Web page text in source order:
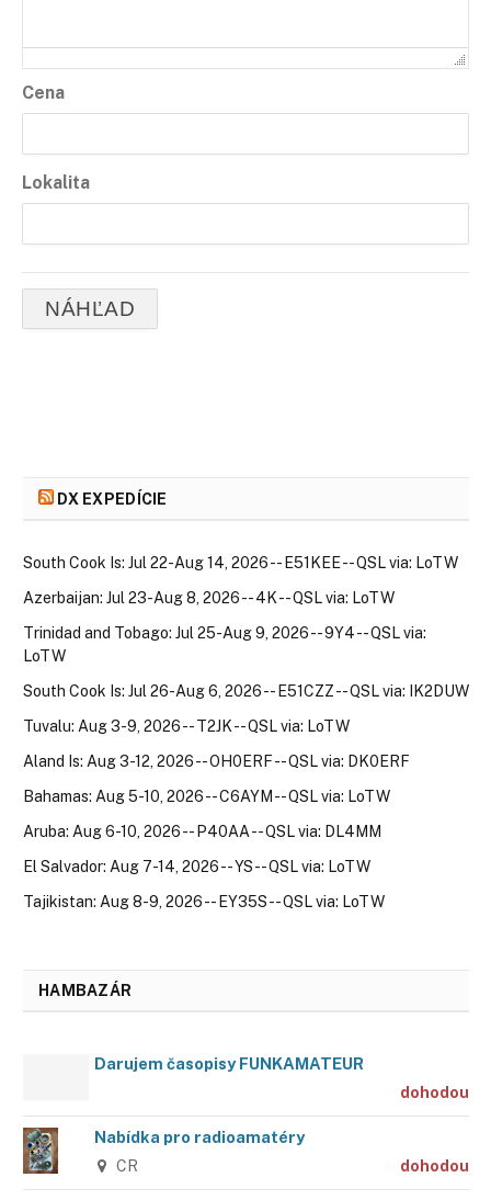
Cena
Lokalita
DX EXPEDÍCIE
South Cook Is: Jul 22-Aug 14, 2026 -- E51KEE -- QSL via: LoTW
Azerbaijan: Jul 23-Aug 8, 2026 -- 4K -- QSL via: LoTW
Trinidad and Tobago: Jul 25-Aug 9, 2026 -- 9Y4 -- QSL via:
LoTW
South Cook Is: Jul 26-Aug 6, 2026 -- E51CZZ -- QSL via: IK2DUW
Tuvalu: Aug 3-9, 2026 -- T2JK -- QSL via: LoTW
Aland Is: Aug 3-12, 2026 -- OH0ERF -- QSL via: DK0ERF
Bahamas: Aug 5-10, 2026 -- C6AYM -- QSL via: LoTW
Aruba: Aug 6-10, 2026 -- P40AA -- QSL via: DL4MM
El Salvador: Aug 7-14, 2026 -- YS -- QSL via: LoTW
Tajikistan: Aug 8-9, 2026 -- EY35S -- QSL via: LoTW
HAMBAZÁR
Darujem časopisy FUNKAMATEUR
dohodou
Nabídka pro radioamatéry
CR dohodou